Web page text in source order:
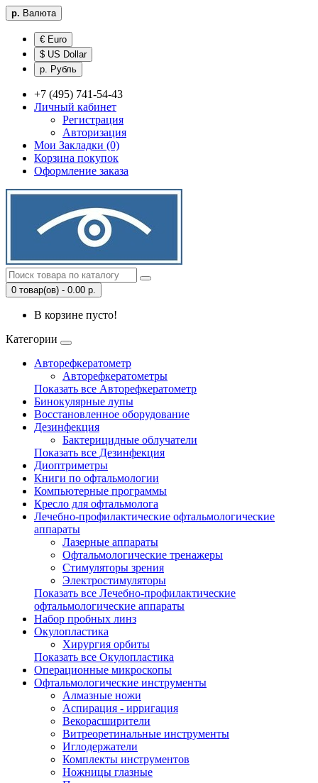
р. Валюта
€ Euro
$ US Dollar
р. Рубль
+7 (495) 741-54-43
Личный кабинет
Регистрация
Авторизация
Мои Закладки (0)
Корзина покупок
Оформление заказа
0 товар(ов) - 0.00 р.
В корзине пусто!
Категории
Авторефкератометр
Авторефкератометры
Показать все Авторефкератометр
Бинокулярные лупы
Восстановленное оборудование
Дезинфекция
Бактерицидные облучатели
Показать все Дезинфекция
Диоптриметры
Книги по офтальмологии
Компьютерные программы
Кресло для офтальмолога
Лечебно-профилактические офтальмологические
аппараты
Лазерные аппараты
Офтальмологические тренажеры
Стимуляторы зрения
Электростимуляторы
Показать все Лечебно-профилактические
офтальмологические аппараты
Набор пробных линз
Окулопластика
Хирургия орбиты
Показать все Окулопластика
Операционные микроскопы
Офтальмологические инструменты
Алмазные ножи
Аспирация - ирригация
Векорасширители
Витреоретинальные инструменты
Иглодержатели
Комплекты инструментов
Ножницы глазные